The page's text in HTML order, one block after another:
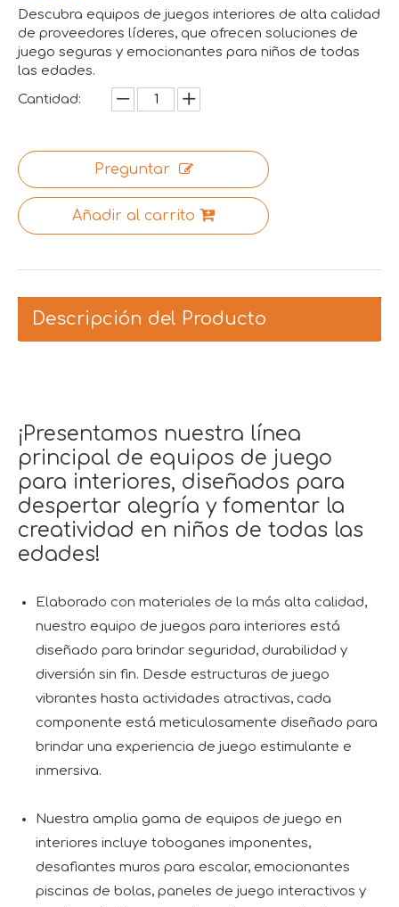
Descubra equipos de juegos interiores de alta calidad
de proveedores líderes, que ofrecen soluciones de
juego seguras y emocionantes para niños de todas
las edades.
Cantidad:
Preguntar
Añadir al carrito
Descripción del Producto
¡Presentamos nuestra línea
principal de equipos de juego
para interiores, diseñados para
despertar alegría y fomentar la
creatividad en niños de todas las
edades!
Elaborado con materiales de la más alta calidad,
nuestro equipo de juegos para interiores está
diseñado para brindar seguridad, durabilidad y
diversión sin fin. Desde estructuras de juego
vibrantes hasta actividades atractivas, cada
componente está meticulosamente diseñado para
brindar una experiencia de juego estimulante e
inmersiva.
Nuestra amplia gama de equipos de juego en
interiores incluye toboganes imponentes,
desafiantes muros para escalar, emocionantes
piscinas de bolas, paneles de juego interactivos y